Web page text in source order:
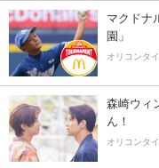
マクドナ
園」
オリコンタ
森崎ウィ
ん！
オリコンタ